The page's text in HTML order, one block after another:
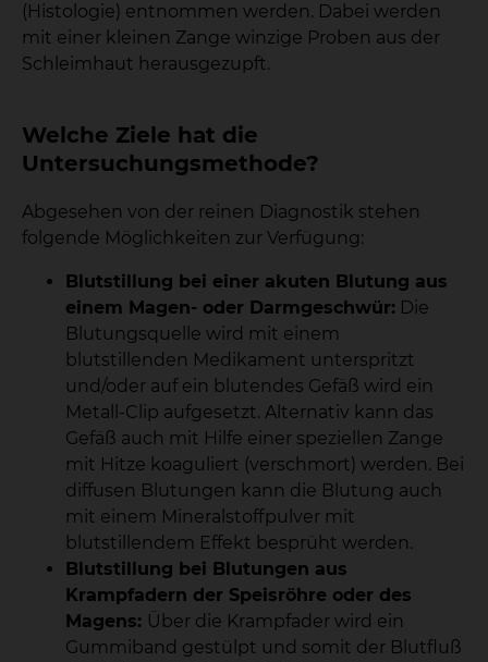
(Histologie) entnommen werden. Dabei werden
mit einer kleinen Zange winzige Proben aus der
Schleimhaut herausgezupft.
Welche Ziele hat die
Untersuchungsmethode?
Abgesehen von der reinen Diagnostik stehen
folgende Möglichkeiten zur Verfügung:
Blutstillung bei einer akuten Blutung aus
einem Magen- oder Darmgeschwür: Die
Blutungsquelle wird mit einem
blutstillenden Medikament unterspritzt
und/oder auf ein blutendes Gefäß wird ein
Metall-Clip aufgesetzt. Alternativ kann das
Gefäß auch mit Hilfe einer speziellen Zange
mit Hitze koaguliert (verschmort) werden. Bei
diffusen Blutungen kann die Blutung auch
mit einem Mineralstoffpulver mit
blutstillendem Effekt besprüht werden.
Blutstillung bei Blutungen aus
Krampfadern der Speisröhre oder des
Magens: Über die Krampfader wird ein
Gummiband gestülpt und somit der Blutfluß